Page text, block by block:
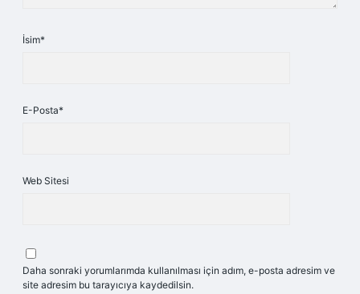
İsim*
E-Posta*
Web Sitesi
Daha sonraki yorumlarımda kullanılması için adım, e-posta adresim ve
site adresim bu tarayıcıya kaydedilsin.